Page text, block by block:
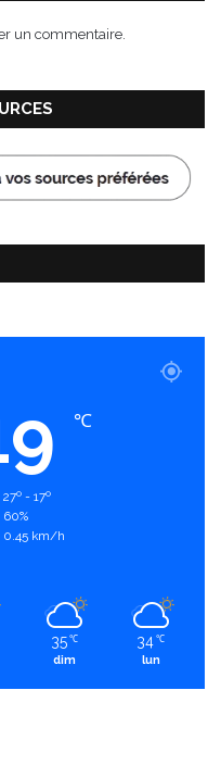
un commentaire.
℃
27º - 17º
60%
0.45 km/h
35 ℃
dim
34 ℃
lun